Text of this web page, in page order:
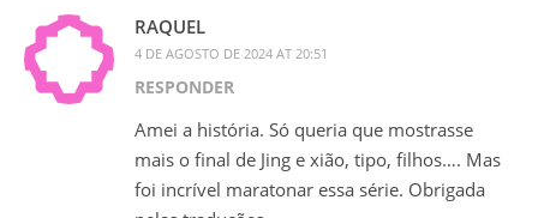
RAQUEL
4 DE AGOSTO DE 2024 AT 20:51
RESPONDER
Amei a história. Só queria que mostrasse
mais o final de Jing e xião, tipo, filhos…. Mas
foi incrível maratonar essa série. Obrigada